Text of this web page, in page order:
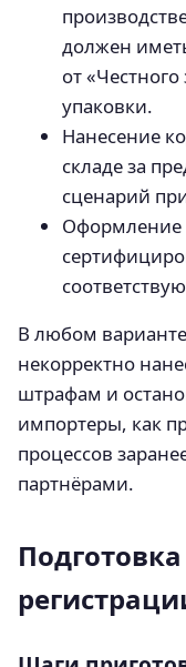
должен
от
упаковки.
Нанесение
складе за
сценарий
Оформление
В любом
некорректно
штрафам и
импортеры, как
процессов
партнёрами.